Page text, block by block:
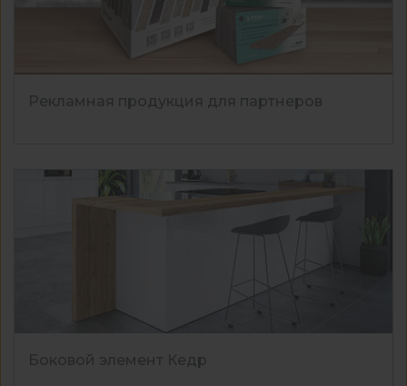
Рекламная продукция для партнеров
Боковой элемент Кедр